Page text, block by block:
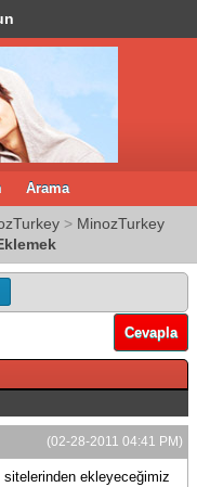
Arama
> MinozTurkey
Cevapla
(02-28-2011 04:41 PM)
ekleyeceğimiz